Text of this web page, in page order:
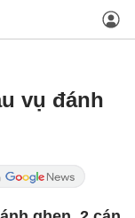
vụ đánh